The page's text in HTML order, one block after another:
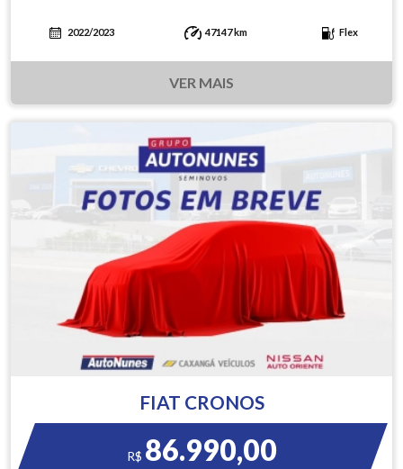
2022/2023 47147 km Flex
VER MAIS
FIAT CRONOS
R$ 86.990,00